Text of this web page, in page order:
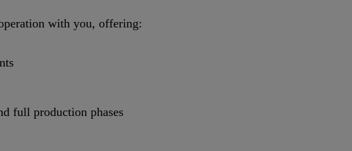
with you, offering:
full production phases